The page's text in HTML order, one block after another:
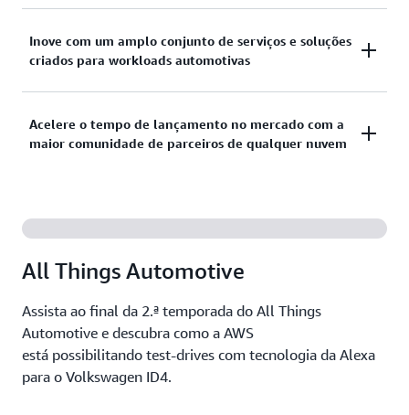
conhecimento no setor e experiência inigualável
trabalhando com as principais montadoras para
projetar, desenvolver e fabricar a próxima geração
Inove com um amplo conjunto de serviços e soluções
criados para workloads automotivas
específicos e soluções pré-criadas que capacitam as
montadoras a liberar todo o potencial da nuvem,
Acelere o tempo de lançamento no mercado com a
maior comunidade de parceiros de qualquer nuvem
parceiros do mundo, incluindo parceiros de
competência automotiva, a AWS oferece a maior
variedade de opções para que as montadoras
descubram e selecionem as ofertas mais adequadas
para atender às necessidades comerciais exclusivas e
acelerar a obtenção de valor.
All Things Automotive
Assista ao final da 2.ª temporada do All Things
Automotive e descubra como a AWS
está possibilitando test-drives com tecnologia da Alexa
para o Volkswagen ID4.